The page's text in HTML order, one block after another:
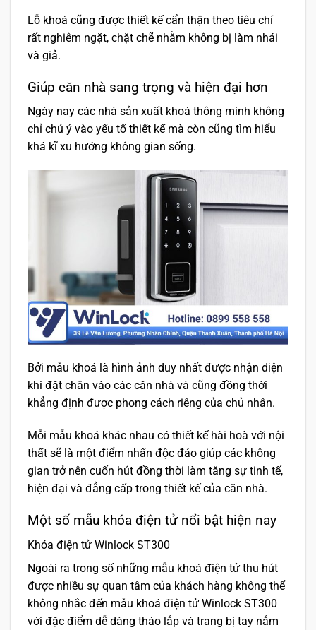
Lỗ khoá cũng được thiết kế cẩn thận theo tiêu chí
rất nghiêm ngặt, chặt chẽ nhằm không bị làm nhái
và giả.
Giúp căn nhà sang trọng và hiện đại hơn
Ngày nay các nhà sản xuất khoá thông minh không
chỉ chú ý vào yếu tố thiết kế mà còn cũng tìm hiểu
khá kĩ xu hướng không gian sống.
Bởi mẫu khoá là hình ảnh duy nhất được nhận diện
khi đặt chân vào các căn nhà và cũng đồng thời
khẳng định được phong cách riêng của chủ nhân.
Mỗi mẫu khoá khác nhau có thiết kế hài hoà với nội
thất sẽ là một điểm nhấn độc đáo giúp các không
gian trở nên cuốn hút đồng thời làm tăng sự tinh tế,
hiện đại và đẳng cấp trong thiết kế của căn nhà.
Một số mẫu khóa điện tử nổi bật hiện nay
Khóa điện tử Winlock ST300
Ngoài ra trong số những mẫu khoá điện tử thu hút
được nhiều sự quan tâm của khách hàng không thể
không nhắc đến mẫu khoá điện tử Winlock ST300
với đặc điểm dễ dàng tháo lắp và trang bị tay nắm